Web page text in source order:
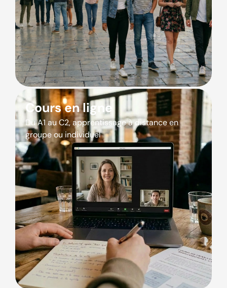
Cours en ligne
Du A1 au C2, apprentissage à distance en
groupe ou individuel